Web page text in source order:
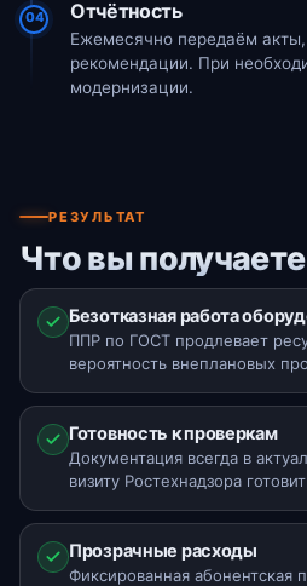
04 Отчётность
Ежемесячно передаём
рекомендации. При
модернизации.
РЕЗУЛЬТАТ
Что вы
Безотказная работа
ППР по ГОСТ продлевает
вероятность внеплановых
Готовность к проверкам
Документация всегда в
визиту Ростехнадзора
Прозрачные расходы
Фиксированная абонентская